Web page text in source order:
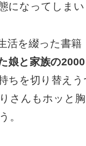
になってしまい
活を綴った書籍
娘と家族の2000
ちを切り替えう
さんもホッと
。